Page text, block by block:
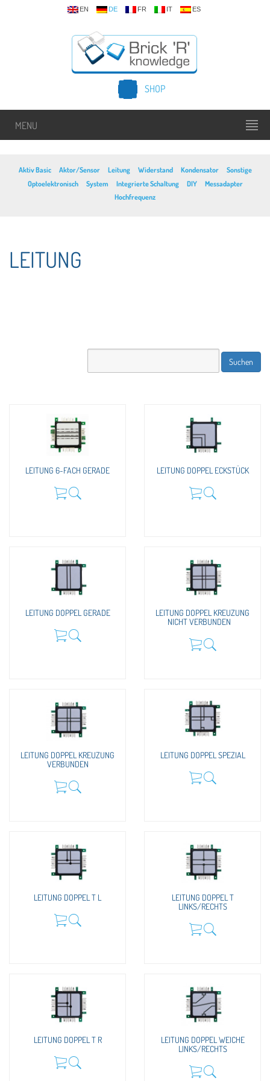
EN DE FR IT ES
SHOP
MENU
Aktiv Basic Aktor/Sensor Leitung Widerstand Kondensator
Sonstige
Optoelektronisch
System Integrierte Schaltung DIY
Messadapter
Hochfrequenz
LEITUNG
LEITUNG 6-FACH GERADE LEITUNG DOPPEL ECKSTÜCK
LEITUNG DOPPEL GERADE
LEITUNG DOPPEL KREUZUNG
NICHT VERBUNDEN
LEITUNG DOPPEL KREUZUNG
VERBUNDEN
LEITUNG DOPPEL SPEZIAL
LEITUNG DOPPEL T L
LEITUNG DOPPEL T
LINKS/RECHTS
LEITUNG DOPPEL T R
LEITUNG DOPPEL WEICHE
LINKS/RECHTS